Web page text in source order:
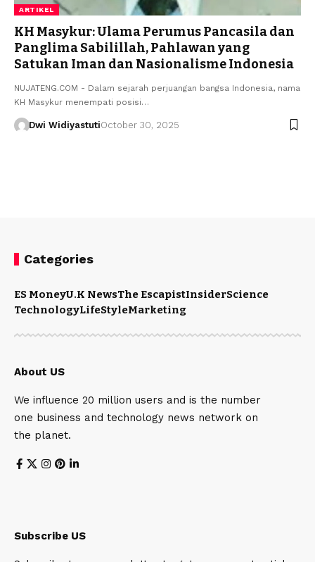
ARTIKEL
KH Masykur: Ulama Perumus Pancasila dan
Panglima Sabilillah, Pahlawan yang
Satukan Iman dan Nasionalisme Indonesia
NUJATENG.COM - Dalam sejarah perjuangan bangsa Indonesia, nama
KH Masykur menempati posisi…
Dwi WidiyastutiOctober 30, 2025
Categories
ES MoneyU.K NewsThe EscapistInsiderScience
TechnologyLifeStyleMarketing
About US
We influence 20 million users and is the number
one business and technology news network on
the planet.
Subscribe US